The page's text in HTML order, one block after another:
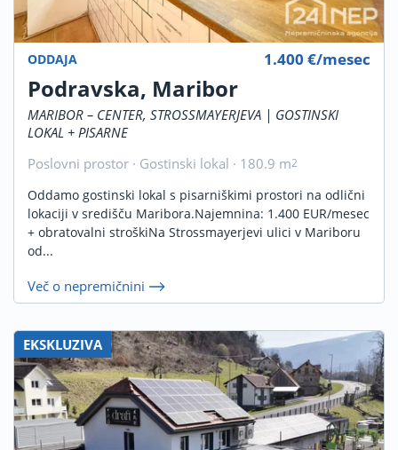
ODDAJA
Podravska, Maribor
MARIBOR – CENTER, STROSSMAYERJEVA | GOSTINSKI
LOKAL + PISARNE
Poslovni prostor · Gostinski lokal · 180.9 m2
1.400 €/mesec
Oddamo gostinski lokal s pisarniškimi prostori na odlični
lokaciji v središču Maribora.Najemnina: 1.400 EUR/mesec
+ obratovalni stroškiNa Strossmayerjevi ulici v Mariboru
od...
Več o nepremičnini
EKSKLUZIVA